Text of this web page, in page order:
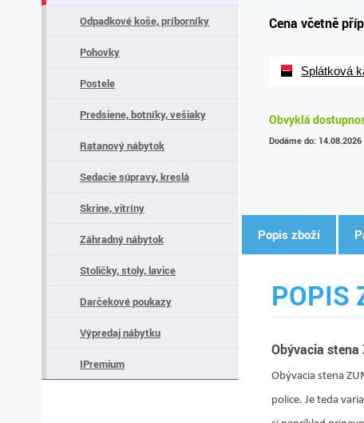
Odpadkové koše, príborníky
Pohovky
Postele
Predsiene, botníky, vešiaky
Ratanový nábytok
Sedacie súpravy, kreslá
Skrine, vitríny
Záhradný nábytok
Stoličky, stoly, lavice
Darčekové poukazy
Výpredaj nábytku
IPremium
Cena včetně
Splátková
Obvyklá
Dodáme do: 14.08.2026
Popis zboží
POPIS
Obývacia
Obývacia stena
police. Je teda